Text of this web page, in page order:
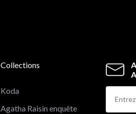
Collections
Koda
Agatha Raisin enquête